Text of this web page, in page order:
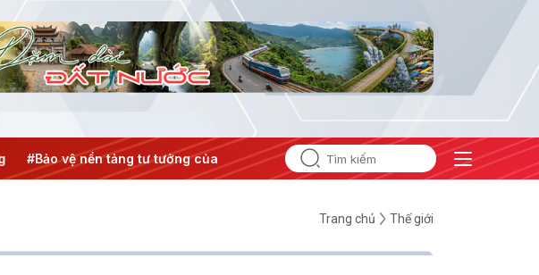
#Bảo vệ nền tảng tư tưởng của Đảng #Hội nghị Trung ương 3
Trang chủ Thế giới